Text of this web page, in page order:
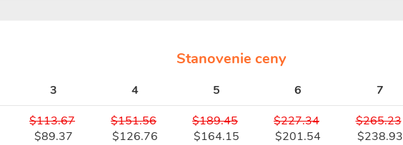
Stanovenie ceny
3 4 5 6 7
$113.67
$89.37
$151.56
$126.76
$189.45
$164.15
$227.34
$201.54
$265.23
$238.93